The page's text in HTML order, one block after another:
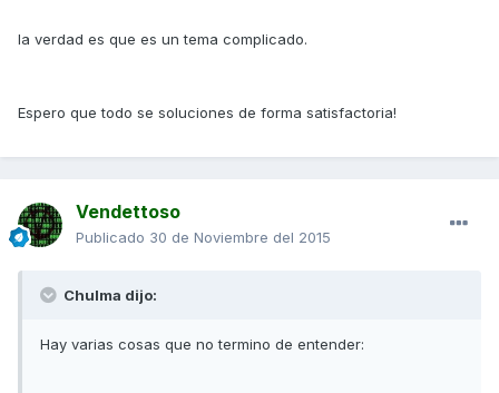
la verdad es que es un tema complicado.
Espero que todo se soluciones de forma satisfactoria!
Vendettoso
Publicado 30 de Noviembre del 2015
Chulma dijo:
Hay varias cosas que no termino de entender: